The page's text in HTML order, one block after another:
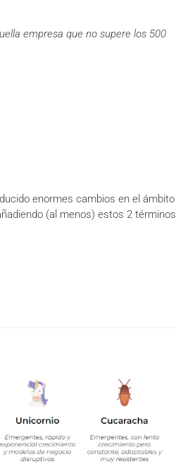
empresa que no supere los 500
enormes cambios en el ámbito
(al menos) estos 2 términos